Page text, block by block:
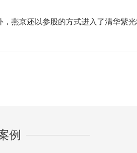
京还以参股的方式进入了清华紫
例